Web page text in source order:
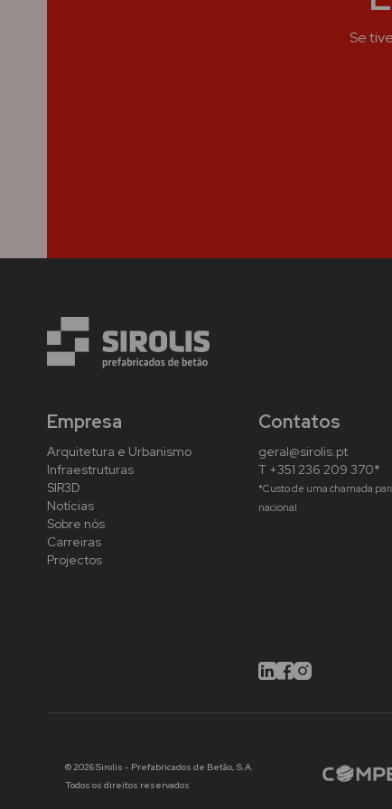
Se
Empresa
Arquitetura e Urbanismo
Infraestruturas
SIR3D
Notícias
Sobre nós
Carreiras
Projectos
Contatos
geral@sirolis.pt
T +351 236 209 370*
*Custo de uma chamada
nacional
© 2026 Sirolis - Prefabricados de Betão, S.A.
Todos os direitos reservados